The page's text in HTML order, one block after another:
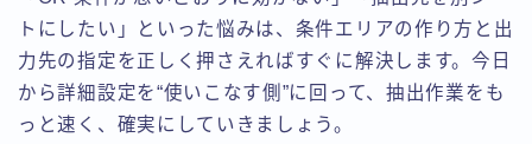
トにしたい」といった悩みは、条件エリアの作り方と出
力先の指定を正しく押さえればすぐに解決します。今日
から詳細設定を“使いこなす側”に回って、抽出作業をも
っと速く、確実にしていきましょう。